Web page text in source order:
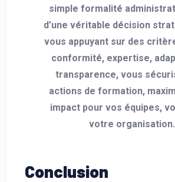
simple formalité
d’une véritable décision
vous appuyant sur des
conformité, expertise,
transparence, vous
actions de formation,
impact pour vos équipes,
votre organisation.
Conclusion